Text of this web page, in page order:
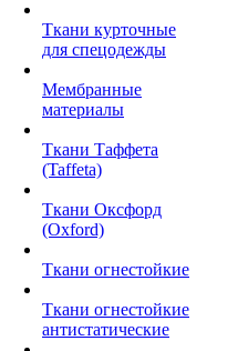
Ткани курточные
для спецодежды
Мембранные
материалы
Ткани Таффета
(Taffeta)
Ткани Оксфорд
(Oxford)
Ткани огнестойкие
Ткани огнестойкие
антистатические